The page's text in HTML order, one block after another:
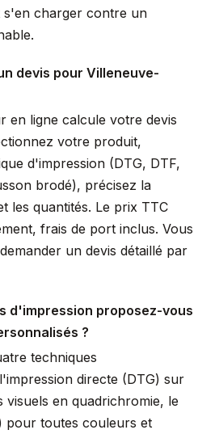
s'en charger contre un
devis pour Villeneuve-
en ligne calcule votre devis
votre produit,
d'impression (DTG, DTF,
brodé), précisez la
les quantités. Le prix TTC
frais de port inclus. Vous
un devis détaillé par
d'impression proposez-vous
?
techniques
directe (DTG) sur
visuels en quadrichromie, le
pour toutes couleurs et